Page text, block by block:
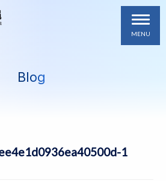
MENU
Blog
1